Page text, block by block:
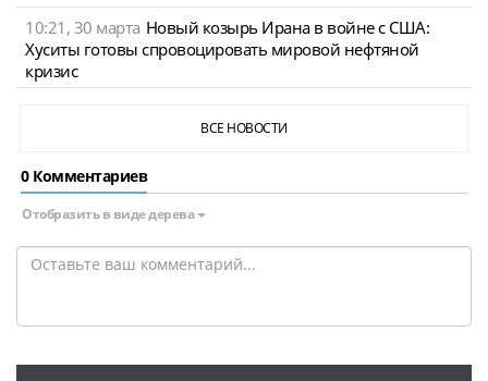
10:21, 30 марта Новый козырь Ирана в войне с США:
Хуситы готовы спровоцировать мировой нефтяной
кризис
ВСЕ НОВОСТИ
0 Комментариев
Отобразить в виде дерева